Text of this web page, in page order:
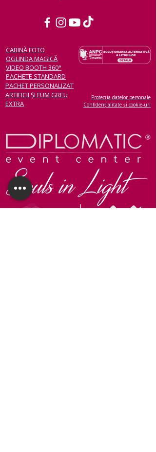
Protecția datelor personale
Confidențialitate și cookie-uri
CABINĂ FOTO
OGLINDA MAGICĂ
VIDEO BOOTH 360°
PACHETE STANDARD
PACHET PERSONALIZAT
ARTIFICII ȘI FUM GREU
EXTRA